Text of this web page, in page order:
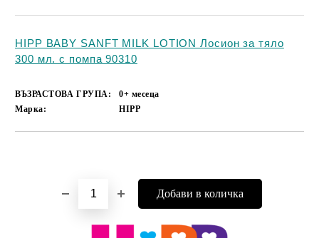
HIPP BABY SANFT MILK LOTION Лосион за тяло
300 мл. с помпа 90310
ВЪЗРАСТОВА ГРУПА:
0+ месеца
Марка:
HIPP